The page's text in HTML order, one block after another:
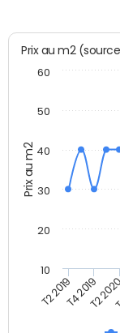
Prix au m2
Prix au m2
T2 2019T4 2019
T2
10
20
30
40
50
60